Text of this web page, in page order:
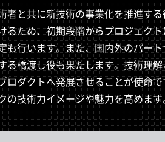
者と共に新技術の事業化を推進す
るため、初期段階からプロジェク
も行います。また、国内外のパー
る橋渡し役も果たします。技術理
ロダクトへ発展させることが使命
の技術力イメージや魅力を高めま